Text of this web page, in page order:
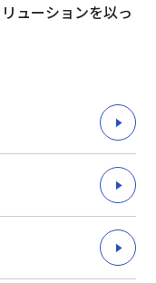
ューションを以っ